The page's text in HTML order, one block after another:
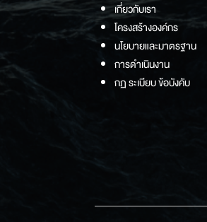
เกี่ยวกับเรา
โครงสร้างองค์กร
นโยบายและมาตรฐาน
การดำเนินงาน
กฏ ระเบียบ ข้อบังคับ